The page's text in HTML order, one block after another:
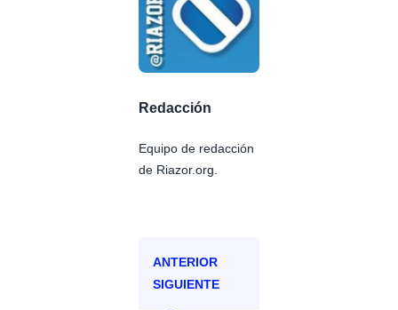
Redacción
Equipo de redacción
de Riazor.org.
ANTERIOR
SIGUIENTE